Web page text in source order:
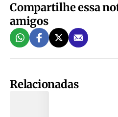
Compartilhe essa
amigos
Relacionadas